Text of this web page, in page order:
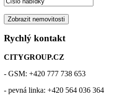
Rychlý kontakt
CITYGROUP.CZ
- GSM: +420 777 738 653
- pevná linka: +420 564 036 364